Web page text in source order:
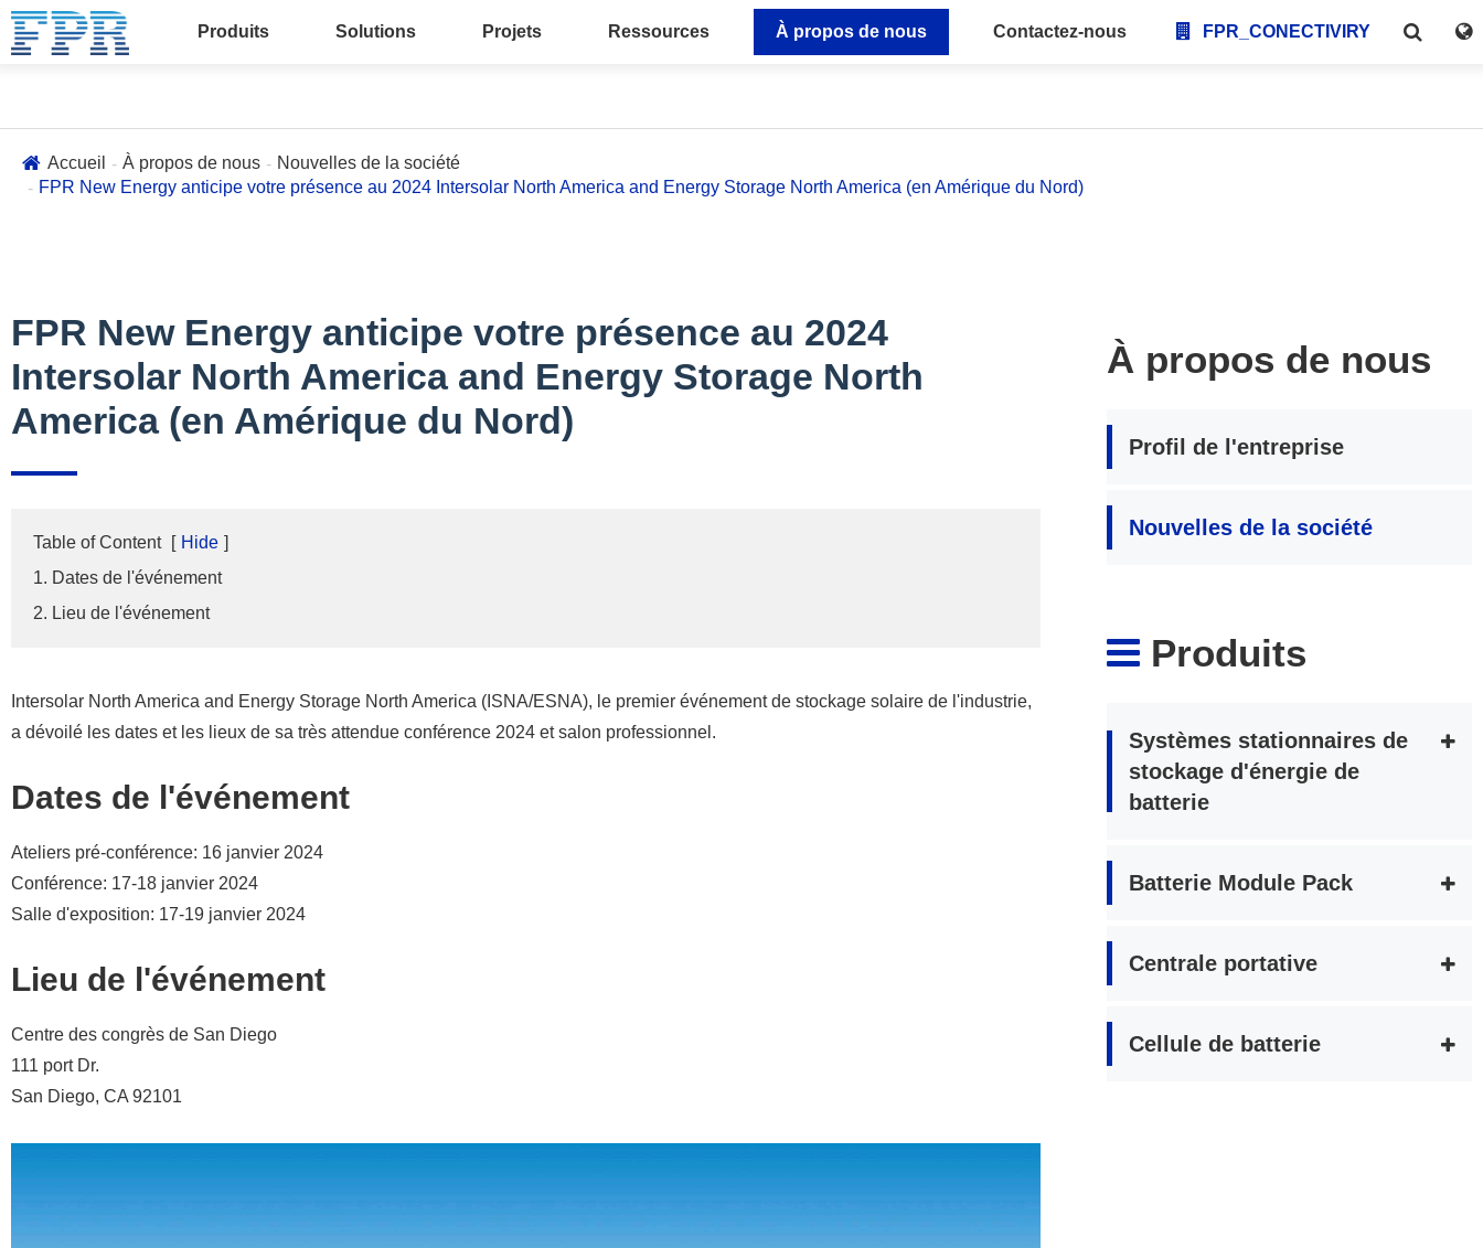
Produits Solutions Projets Ressources À propos de nous Contactez-nous FPR_CONECTIVIRY
Accueil À propos de nous
Nouvelles de la société
FPR New Energy anticipe votre présence au 2024 Intersolar North America and Energy Storage North America (en Amérique du Nord)
FPR New Energy anticipe votre présence au 2024
Intersolar North America and Energy Storage North
America (en Amérique du Nord)
Table of Content [ Hide ]
1. Dates de l'événement
2. Lieu de l'événement
Intersolar North America and Energy Storage North America (ISNA/ESNA), le premier événement de stockage solaire de l'industrie,
a dévoilé les dates et les lieux de sa très attendue conférence 2024 et salon professionnel.
Dates de l'événement
Ateliers pré-conférence: 16 janvier 2024
Conférence: 17-18 janvier 2024
Salle d'exposition: 17-19 janvier 2024
Lieu de l'événement
Centre des congrès de San Diego
111 port Dr.
San Diego, CA 92101
À propos de nous
Profil de l'entreprise
Nouvelles de la société
Produits
Systèmes stationnaires de
stockage d'énergie de
batterie
Batterie Module Pack
Centrale portative
Cellule de batterie